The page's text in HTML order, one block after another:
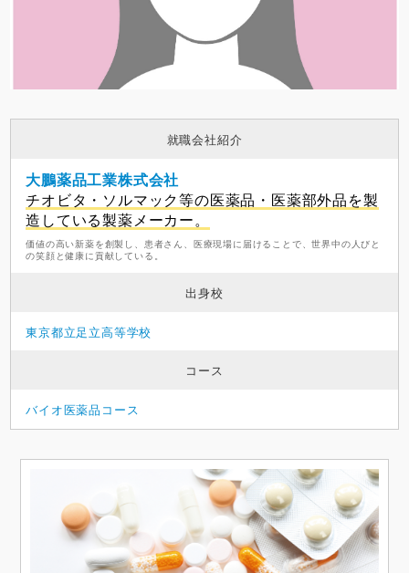
就職会社紹介
大鵬薬品工業株式会社
チオビタ・ソルマック等の医薬品・医薬部外品を製
造している製薬メーカー。
価値の高い新薬を創製し、患者さん、医療現場に届けることで、世界中の人びと
の笑顔と健康に貢献している。
出身校
東京都立足立高等学校
コース
バイオ医薬品コース